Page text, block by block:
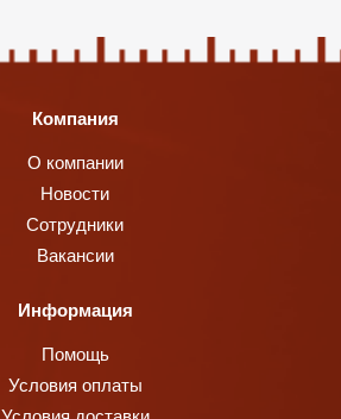
Компания
О компании
Новости
Сотрудники
Вакансии
Информация
Помощь
Условия оплаты